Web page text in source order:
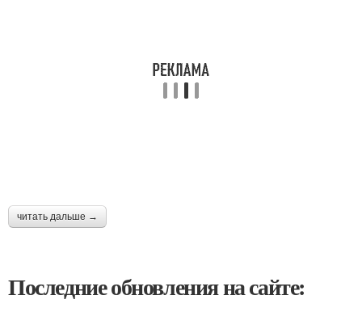
читать дальше →
Последние обновления на сайте: